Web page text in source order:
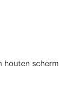
houten scherm